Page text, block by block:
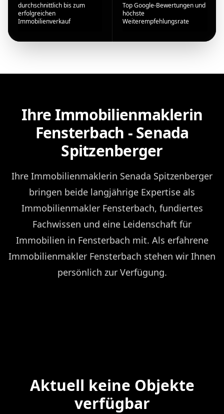
durchschnittlich bis zum
erfolgreichen
Immobilienverkauf
Top Google-Bewertungen und
höchste
Weiterempfehlungsrate
Ihre Immobilienmaklerin
Fensterbach - Senada
Spitzenberger
Ihre Immobilienmaklerin Senada Spitzenberger
bringen beide langjährige Expertise als
Immobilienmakler Fensterbach, fundiertes
Fachwissen und eine Leidenschaft für
Immobilien in Fensterbach mit. Als erfahrene
Immobilienmakler Fensterbach stehen wir Ihnen
persönlich zur Verfügung.
Aktuell keine Objekte
verfügbar